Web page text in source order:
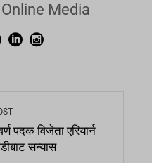
Media
पदक विजेता एरियार्न
सन्यास